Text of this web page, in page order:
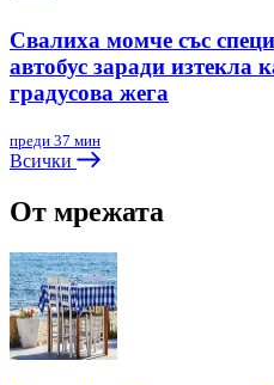
Свалиха момче със
автобус заради изтекла
градусова жега
преди 37 мин
Всички
От мрежата